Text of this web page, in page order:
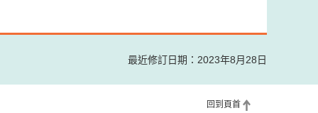
最近修訂日期：2023年8月28日
回到頁首